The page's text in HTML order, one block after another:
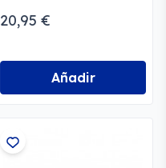
20,95 €
Añadir